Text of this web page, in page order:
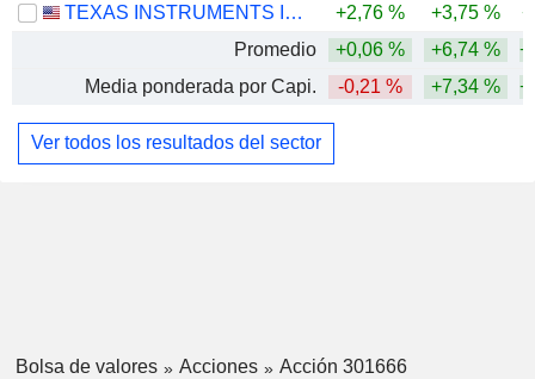
TEXAS INSTRUMENTS INCORPORATED
+2,76 % +3,75 %
Promedio
+0,06 % +6,74 %
Media ponderada por Capi.
-0,21 % +7,34 %
Ver todos los resultados del sector
Bolsa de valores Acciones Acción 301666